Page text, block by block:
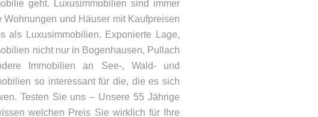
geht. Luxusimmobilien sind immer
und Häuser mit Kaufpreisen
als Luxusimmobilien. Exponierte Lage,
nicht nur in Bogenhausen, Pullach
Immobilien an See-, Wald- und
so interessant für die, die es sich
Testen Sie uns – Unsere 55 Jährige
welchen Preis Sie wirklich für Ihre